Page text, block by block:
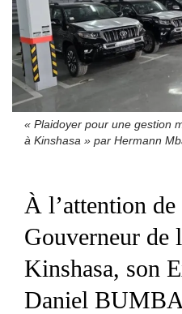
« Plaidoyer pour une gestion
à Kinshasa » par Hermann
À l’attention
Gouverneur de
Kinshasa, son
Daniel BUMBA